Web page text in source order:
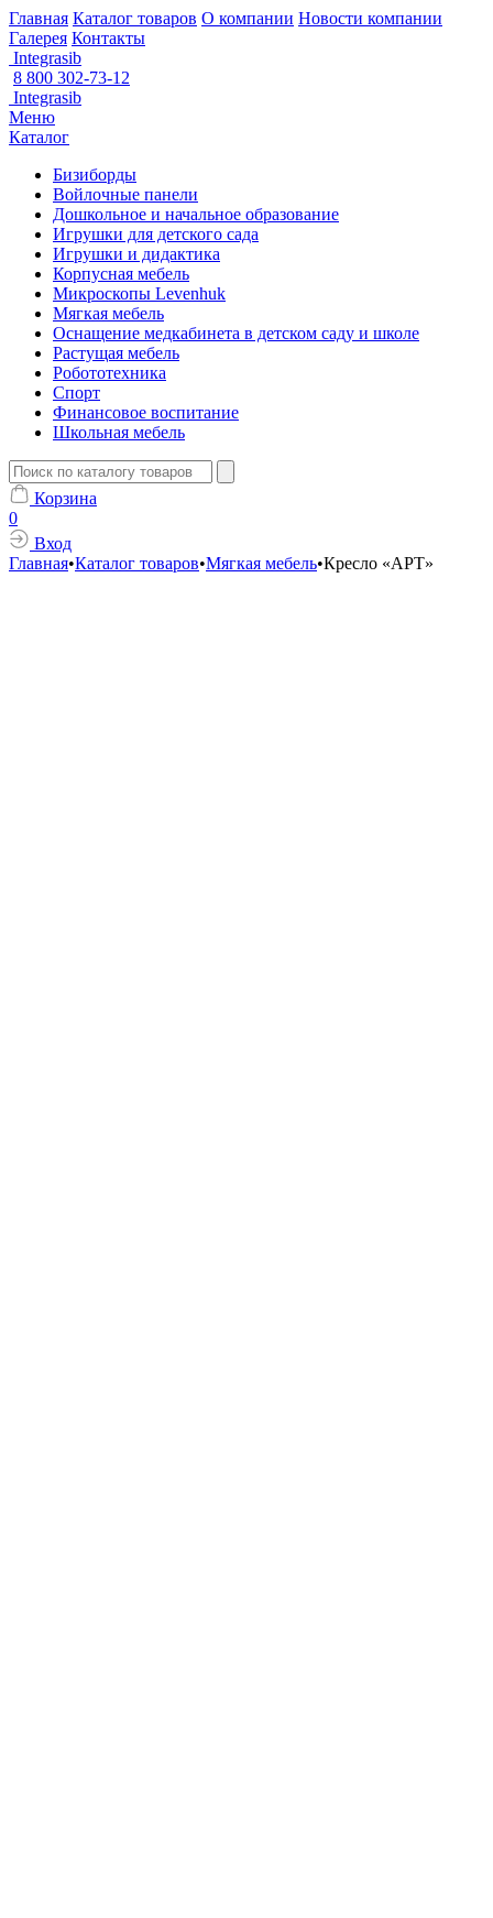
Главная Каталог товаров О компании Новости компании
Галерея Контакты
Integrasib
8 800 302-73-12
Integrasib
Меню
Каталог
Бизиборды
Войлочные панели
Дошкольное и начальное образование
Игрушки для детского сада
Игрушки и дидактика
Корпусная мебель
Микроскопы Levenhuk
Мягкая мебель
Оснащение медкабинета в детском саду и школе
Растущая мебель
Робототехника
Спорт
Финансовое воспитание
Школьная мебель
Корзина
0
Вход
Главная•Каталог товаров•Мягкая мебель•Кресло «АРТ»